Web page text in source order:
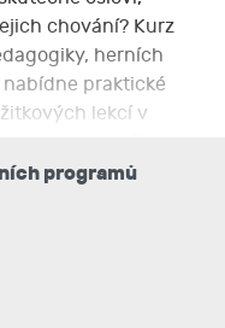
chování? Kurz
herních
praktické
lekcí v
kladen na přímou
a rozvoj
dovedností a
programů